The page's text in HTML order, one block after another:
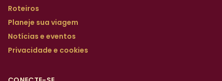
Roteiros
Planeje sua viagem
Notícias e eventos
Privacidade e cookies